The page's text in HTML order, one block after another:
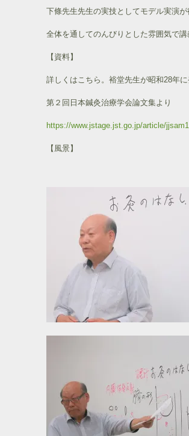
下條先生先生の実技としてモデル実演
全体を通してのんびりとした雰囲気で
【資料】
詳しくはこちら。裕堂先生が昭和28年
第２回日本鍼灸治療学会論文集より
https://www.jstage.jst.go.jp/article/
【風景】